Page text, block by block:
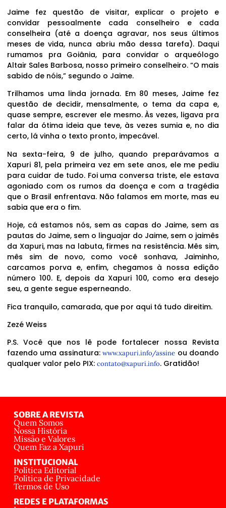
Jaime fez questão de visitar, explicar o projeto e
convidar pessoalmente cada conselheiro e cada
conselheira (até a doença agravar, nos seus últimos
meses de vida, nunca abriu mão dessa tarefa). Daqui
rumamos pra Goiânia, para convidar o arqueólogo
Altair Sales Barbosa, nosso primeiro conselheiro. “O mais
sabido de nóis,” segundo o Jaime.
Trilhamos uma linda jornada. Em 80 meses, Jaime fez
questão de decidir, mensalmente, o tema da capa e,
quase sempre, escrever ele mesmo. Às vezes, ligava pra
falar da ótima ideia que teve, às vezes sumia e, no dia
certo, lá vinha o texto pronto, impecável.
Na sexta-feira, 9 de julho, quando preparávamos a
Xapuri 81, pela primeira vez em sete anos, ele me pediu
para cuidar de tudo. Foi uma conversa triste, ele estava
agoniado com os rumos da doença e com a tragédia
que o Brasil enfrentava. Não falamos em morte, mas eu
sabia que era o fim.
Hoje, cá estamos nós, sem as capas do Jaime, sem as
pautas do Jaime, sem o linguajar do Jaime, sem o jaimês
da Xapuri, mas na labuta, firmes na resistência. Mês sim,
mês sim de novo, como você sonhava, Jaiminho,
carcamos porva e, enfim, chegamos à nossa edição
número 100. E, depois da Xapuri 100, como era desejo
seu, a gente segue esperneando.
Fica tranquilo, camarada, que por aqui tá tudo direitim.
Zezé Weiss
P.S. Você que nos lê pode fortalecer nossa Revista
fazendo uma assinatura:www.xapuri.info/assine ou doando
qualquer valor pelo PIX: contato@xapuri.info. Gratidão!
SOBRE A REVISTA
Quem Somos
Nossa História
Missão e Valores
Quem Faz a Xapuri
INSTITUCIONAL
Política Editorial
Política de Privacidade
Termos de Uso
REDES E PLATAFORMAS